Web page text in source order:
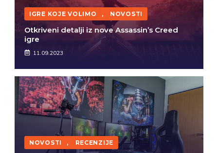
IGRE KOJE VOLIMO , NOVOSTI
Otkriveni detalji iz nove Assassin’s Creed
igre
11.09.2023
NOVOSTI , RECENZIJE